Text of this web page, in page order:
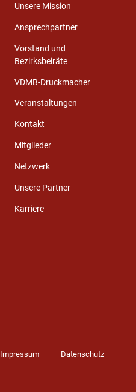
Unsere Mission
Ansprechpartner
Vorstand und
Bezirksbeiräte
VDMB-Druckmacher
Veranstaltungen
Kontakt
Mitglieder
Netzwerk
Unsere Partner
Karriere
Impressum
Datenschutz